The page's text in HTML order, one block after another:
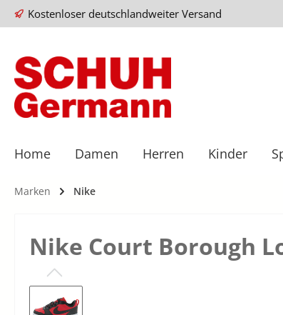
Kostenloser deutschlandweiter Versand
Home Damen Herren Kinder
Marken Nike
Nike Court Borough